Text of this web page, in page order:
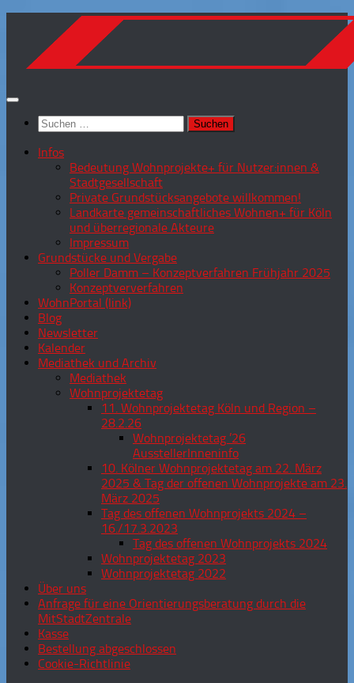
springen
Suchen
nach:
Infos
Bedeutung Wohnprojekte+ für Nutzer:innen &
Stadtgesellschaft
Private Grundstücksangebote willkommen!
Landkarte gemeinschaftliches Wohnen+ für Köln
und überregionale Akteure
Impressum
Grundstücke und Vergabe
Poller Damm – Konzeptverfahren Frühjahr 2025
Konzeptververfahren
WohnPortal (link)
Blog
Newsletter
Kalender
Mediathek und Archiv
Mediathek
Wohnprojektetag
11. Wohnprojektetag Köln und Region –
28.2.26
Wohnprojektetag ’26
AusstellerInneninfo
10. Kölner Wohnprojektetag am 22. März
2025 & Tag der offenen Wohnprojekte am 23.
März 2025
Tag des offenen Wohnprojekts 2024 –
16./17.3.2023
Tag des offenen Wohnprojekts 2024
Wohnprojektetag 2023
Wohnprojektetag 2022
Über uns
Anfrage für eine Orientierungsberatung durch die
MitStadtZentrale
Kasse
Bestellung abgeschlossen
Cookie-Richtlinie